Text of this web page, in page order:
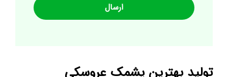
تولید بهترین پشمک عروسکی